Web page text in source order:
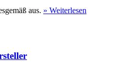
aus. » Weiterlesen